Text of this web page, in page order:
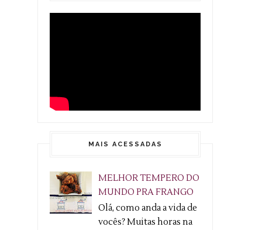
MAIS ACESSADAS
MELHOR TEMPERO DO
MUNDO PRA FRANGO
Olá, como anda a vida de
vocês? Muitas horas na